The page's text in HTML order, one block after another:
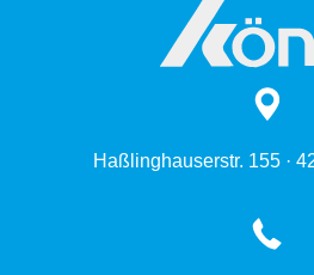
Haßlinghauserstr. 155 ·